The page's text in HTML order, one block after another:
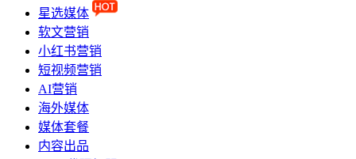
星选媒体
软文营销
小红书营销
短视频营销
AI营销
海外媒体
媒体套餐
内容出品